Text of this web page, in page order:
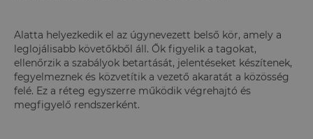
Alatta helyezkedik el az úgynevezett belső kör, amely a
leglojálisabb követőkből áll. Ők figyelik a tagokat,
ellenőrzik a szabályok betartását, jelentéseket készítenek,
fegyelmeznek és közvetítik a vezető akaratát a közösség
felé. Ez a réteg egyszerre működik végrehajtó és
megfigyelő rendszerként.